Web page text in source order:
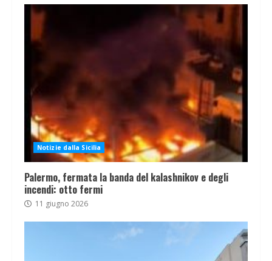
Notizie dalla Sicilia
Palermo, fermata la banda del kalashnikov e degli
incendi: otto fermi
11 giugno 2026